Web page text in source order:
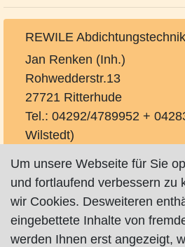
REWILE
Jan Renken (Inh.)
Rohwedderstr.13
27721 Ritterhude
Tel.: 04292/4789952 +
Wilstedt)
http://www.rewile-
Um unsere Webseite für Sie
und fortlaufend verbessern zu
wir Cookies. Desweiteren
eingebettete Inhalte von
werden Ihnen erst angezeigt,